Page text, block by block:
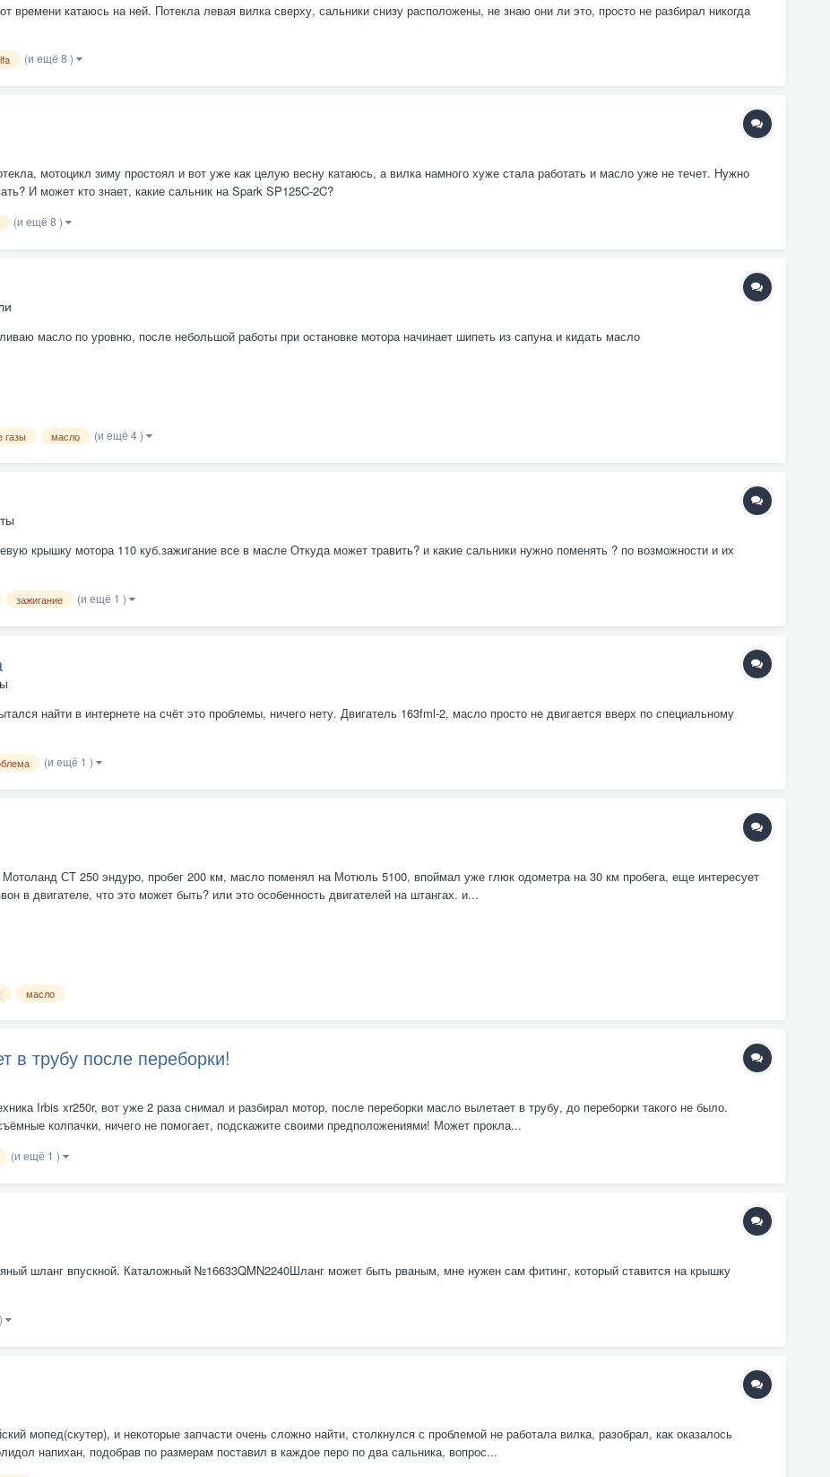
катаюсь на ней. Потекла левая вилка сверху, сальники снизу расположены, не знаю они ли это, просто не разбирал никогда
(и ещё 8 )
мотоцикл зиму простоял и вот уже как целую весну катаюсь, а вилка намного хуже стала работать и масло уже не течет. Нужно
И может кто знает, какие сальник на Spark SP125C-2C?
(и ещё 8 )
масло по уровню, после небольшой работы при остановке мотора начинает шипеть из сапуна и кидать масло
газы масло (и ещё 4 )
крышку мотора 110 куб.зажигание все в масле Откуда может травить? и какие сальники нужно поменять ? по возможности и их
зажигание (и ещё 1 )
найти в интернете на счёт это проблемы, ничего нету. Двигатель 163fml-2, масло просто не двигается вверх по специальному
(и ещё 1 )
СТ 250 эндуро, пробег 200 км, масло поменял на Мотюль 5100, впоймал уже глюк одометра на 30 км пробега, еще интересует
в двигателе, что это может быть? или это особенность двигателей на штангах. и...
масло
трубу после переборки!
Irbis xr250r, вот уже 2 раза снимал и разбирал мотор, после переборки масло вылетает в трубу, до переборки такого не было.
колпачки, ничего не помогает, подскажите своими предположениями! Может прокла...
(и ещё 1 )
шланг впускной. Каталожный №16633QMN2240Шланг может быть рваным, мне нужен сам фитинг, который ставится на крышку
мопед(скутер), и некоторые запчасти очень сложно найти, столкнулся с проблемой не работала вилка, разобрал, как оказалось
напихан, подобрав по размерам поставил в каждое перо по два сальника, вопрос...